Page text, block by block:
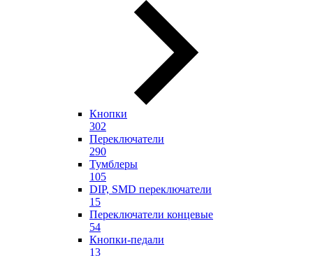
Кнопки
302
Переключатели
290
Тумблеры
105
DIP, SMD переключатели
15
Переключатели концевые
54
Кнопки-педали
13